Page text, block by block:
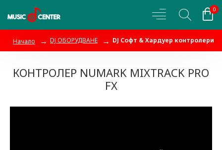
0
Начало DJ ОБОРУДВАНЕ DJ Софт & Хардуер контролери
КОНТРОЛЕР NUMARK MIXTRACK PRO
FX